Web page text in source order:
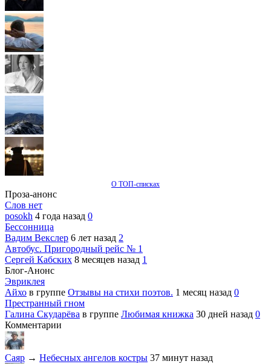
О ТОП-списках
Проза-анонс
Слов нет
posokh 4 года назад 0
Бессонница
Вадим Векслер 6 лет назад 2
Автобус. Пригородный рейс № 1
Сергей Кабских 8 месяцев назад 1
Блог-Анонс
Эвриклея
Айхо в группе Отзывы на стихи поэтов. 1 месяц назад 0
Престранный гном
Галина Скударёва в группе Любимая книжка 30 дней назад 0
Комментарии
Саяр → Небесных ангелов костры 37 минут назад